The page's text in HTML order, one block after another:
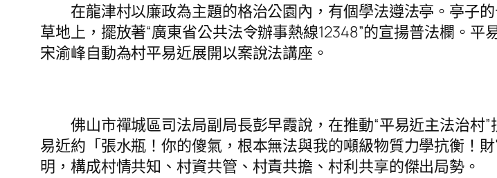
在龍津村以廉政為主題的格治公園內，有個學法遵法亭。亭子的
草地上，擺放著“廣東省公共法令辦事熱線12348”的宣揚普法欄。
宋渝峰自動為村平易近展開以案說法講座。
佛山市禪城區司法局副局長彭早霞說，在推動“平易近主法治村”
易近約「張水瓶！你的傻氣，根本無法與我的噸級物質力學抗衡！
明，構成村情共知、村資共管、村責共擔、村利共享的傑出局勢。